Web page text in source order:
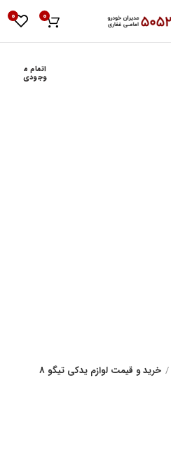
0
0
اتمام م
وجودی
خرید و قیمت لوازم یدکی تیگو 8